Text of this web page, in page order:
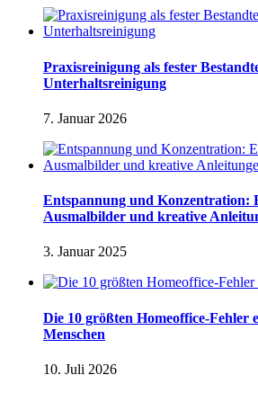
Praxisreinigung als fester
Unterhaltsreinigung
7. Januar 2026
Entspannung und Konzentration:
Ausmalbilder und kreative
3. Januar 2025
Die 10 größten Homeoffice-Fehler
Menschen
10. Juli 2026